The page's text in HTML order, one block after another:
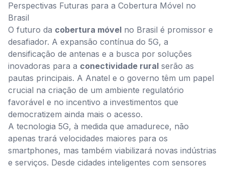
Perspectivas Futuras para a Cobertura Móvel no
Brasil
O futuro da cobertura móvel no Brasil é promissor e
desafiador. A expansão contínua do 5G, a
densificação de antenas e a busca por soluções
inovadoras para a conectividade rural serão as
pautas principais. A Anatel e o governo têm um papel
crucial na criação de um ambiente regulatório
favorável e no incentivo a investimentos que
democratizem ainda mais o acesso.
A tecnologia 5G, à medida que amadurece, não
apenas trará velocidades maiores para os
smartphones, mas também viabilizará novas indústrias
e serviços. Desde cidades inteligentes com sensores